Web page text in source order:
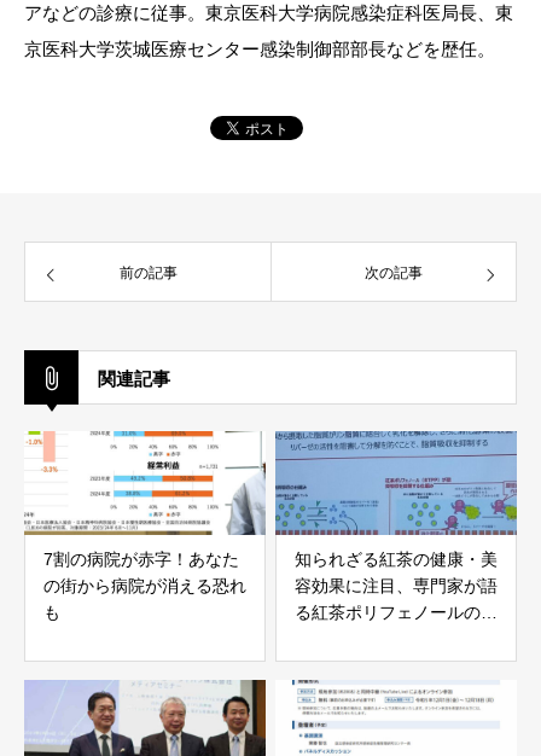
アなどの診療に従事。東京医科大学病院感染症科医局長、東
京医科大学茨城医療センター感染制御部部長などを歴任。
前の記事 次の記事
関連記事
7割の病院が赤字！あなた
の街から病院が消える恐れ
も
知られざる紅茶の健康・美
容効果に注目、専門家が語
る紅茶ポリフェノールの力